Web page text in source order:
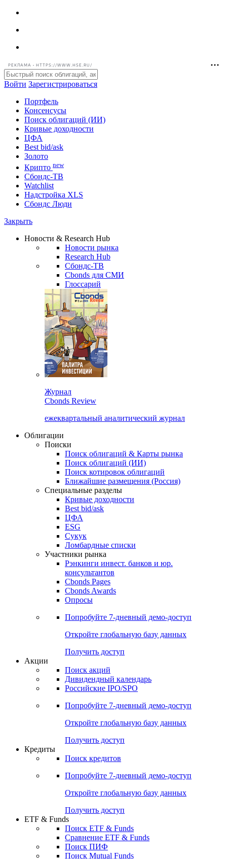
РЕКЛАМА • HTTPS://WWW.HSE.RU/
Войти Зарегистрироваться
Портфель
Консенсусы
Поиск облигаций (ИИ)
Кривые доходности
ЦФА
Best bid/ask
Золото
Крипто new
Watchlist
Сбондс Люди
Новости & Research Hub
Новости рынка
Research Hub
Сбондс-ТВ
Cbonds для СМИ
Глоссарий
Cbonds Review
ежеквартальный аналитический журнал
Облигации
Поиски
Поиск облигаций & Карты рынка
Поиск облигаций (ИИ)
Поиск котировок облигаций
Ближайшие размещения (Россия)
Специальные разделы
Кривые доходности
Best bid/ask
ЦФА
ESG
Сукук
Ломбардные списки
Участники рынка
Рэнкинги инвест. банков и юр.
Cbonds Pages
Опросы
Попробуйте7-дневный
Откройте глобальную базу данных
Получить доступ
Поиск акций
Российские IPO/SPO
Попробуйте7-дневный
Откройте глобальную базу данных
Получить доступ
Поиск кредитов
Попробуйте7-дневный
Откройте глобальную базу данных
Получить доступ
ETF & Funds